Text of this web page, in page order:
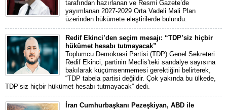
tarafından hazırlanan ve Resmi Gazete’de
yayımlanan 2027-2029 Orta Vadeli Mali Plan
üzerinden hükümete eleştirilerde bulundu.
Redif Ekinci’den seçim mesajı: “TDP’siz hiçbir
hükümet hesabı tutmayacak”
Toplumcu Demokrasi Partisi (TDP) Genel Sekreteri
Redif Ekinci, partinin Meclis’teki sandalye sayısına
bakılarak küçümsenmemesi gerektiğini belirterek,
“TDP tabela partisi değildir. Çok yakında bu ülkede,
TDP’siz hiçbir hükümet hesabı tutmayacak” dedi.
İran Cumhurbaşkanı Pezeşkiyan, ABD ile